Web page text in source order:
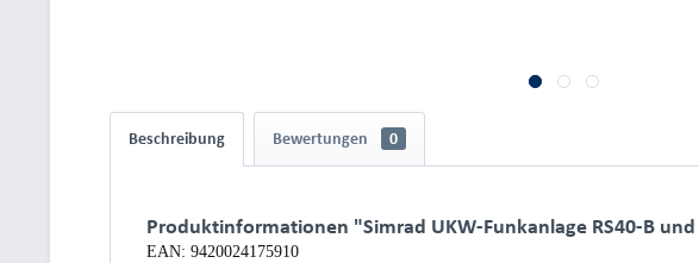
Beschreibung Bewertungen 0
Produktinformationen "Simrad UKW-Funkanlage RS40-B und
EAN: 9420024175910